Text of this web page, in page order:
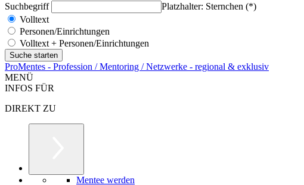
Suchbegriff
Platzhalter: Sternchen (*)
Volltext
Personen/Einrichtungen
Volltext + Personen/Einrichtungen
ProMentes - Profession / Mentoring / Netzwerke - regional & exklusiv
MENÜ
INFOS FÜR
DIREKT ZU
Mentee werden